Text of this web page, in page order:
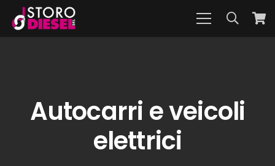
Autocarri e veicoli
elettrici